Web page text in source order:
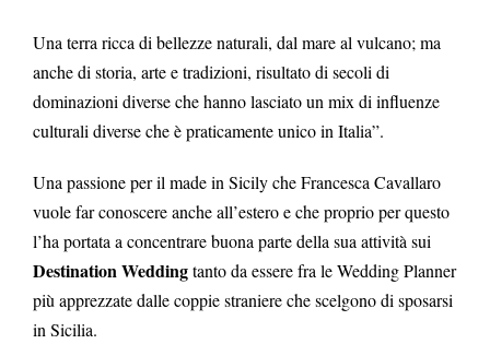
Una terra ricca di bellezze naturali, dal mare al vulcano; ma
anche di storia, arte e tradizioni, risultato di secoli di
dominazioni diverse che hanno lasciato un mix di influenze
culturali diverse che è praticamente unico in Italia”.
Una passione per il made in Sicily che Francesca Cavallaro
vuole far conoscere anche all’estero e che proprio per questo
l’ha portata a concentrare buona parte della sua attività sui
Destination Weddingtanto da essere fra le Wedding Planner
più apprezzate dalle coppie straniere che scelgono di sposarsi
in Sicilia.